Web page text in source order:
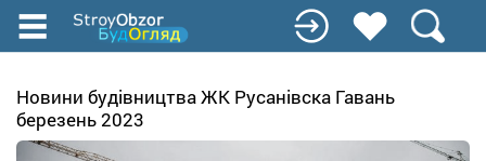
Перейти
содержанию
Новини будівництва ЖК Русанівска Гавань
березень 2023